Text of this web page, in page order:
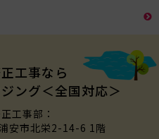
工事なら
ング＜全国対応＞
工事部：
安市北栄2-14-6 1階